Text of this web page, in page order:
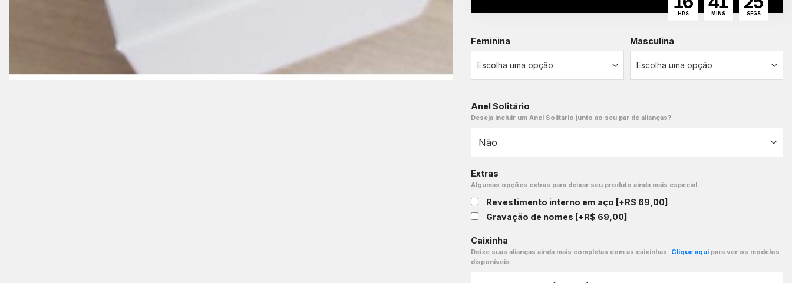
HRS MINS SEGS
Feminina Masculina
Anel Solitário
Deseja incluir um Anel Solitário junto ao seu par de alianças?
Extras
Algumas opções extras para deixar seu produto ainda mais especial.
Revestimento interno em aço [+R$ 69,00]
Gravação de nomes [+R$ 69,00]
Caixinha
Deixe suas alianças ainda mais completas com as caixinhas. Clique aqui para ver os modelos
disponíveis.